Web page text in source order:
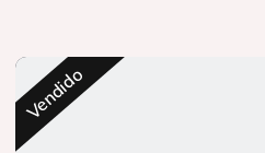
Vendido